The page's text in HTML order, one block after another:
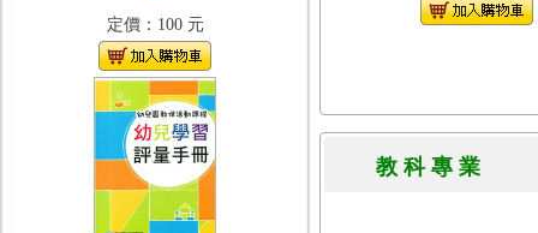
定價：100 元
教 科 專